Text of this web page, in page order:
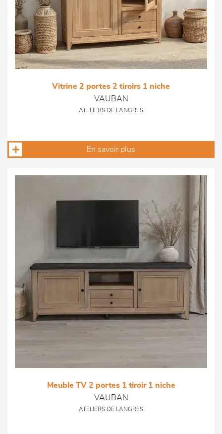
Vitrine 2 portes 2 tiroirs 1 niche
VAUBAN
ATELIERS DE LANGRES
En savoir plus
Meuble TV 2 portes 1 tiroir 1 niche
VAUBAN
ATELIERS DE LANGRES